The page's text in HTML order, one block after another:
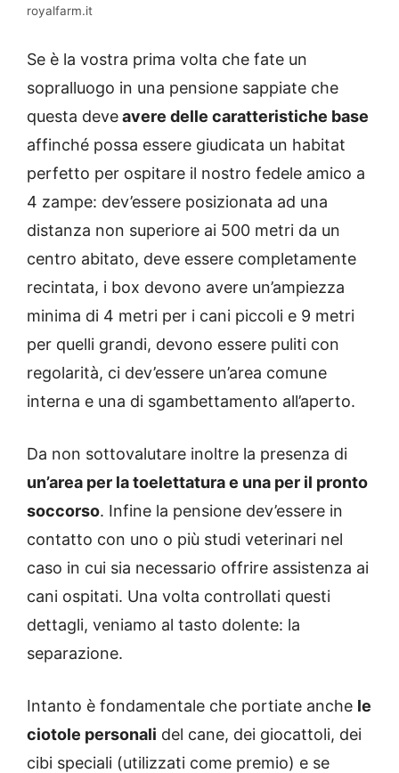
royalfarm.it
Se è la vostra prima volta che fate un
sopralluogo in una pensione sappiate che
questa deveavere delle caratteristiche base
affinché possa essere giudicata un habitat
perfetto per ospitare il nostro fedele amico a
4 zampe: dev’essere posizionata ad una
distanza non superiore ai 500 metri da un
centro abitato, deve essere completamente
recintata, i box devono avere un’ampiezza
minima di 4 metri per i cani piccoli e 9 metri
per quelli grandi, devono essere puliti con
regolarità, ci dev’essere un’area comune
interna e una di sgambettamento all’aperto.
Da non sottovalutare inoltre la presenza di
un’area per la toelettatura e una per il pronto
soccorso. Infine la pensione dev’essere in
contatto con uno o più studi veterinari nel
caso in cui sia necessario offrire assistenza ai
cani ospitati. Una volta controllati questi
dettagli, veniamo al tasto dolente: la
separazione.
Intanto è fondamentale che portiate anche le
ciotole personali del cane, dei giocattoli, dei
cibi speciali (utilizzati come premio) e se